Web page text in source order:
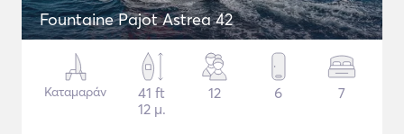
Fountaine Pajot Astrea 42
Καταμαράν
41 ft
12 μ.
12 6 7